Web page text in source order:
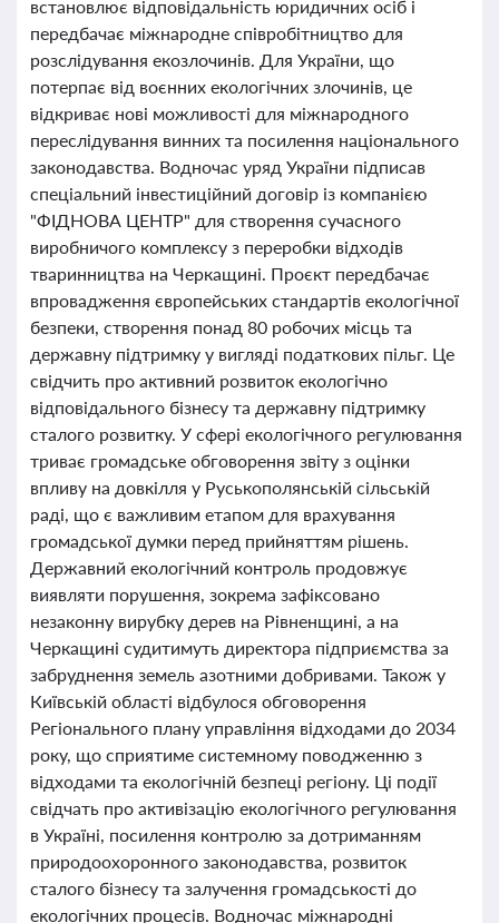
встановлює відповідальність юридичних осіб і
передбачає міжнародне співробітництво для
розслідування екозлочинів. Для України, що
потерпає від воєнних екологічних злочинів, це
відкриває нові можливості для міжнародного
переслідування винних та посилення національного
законодавства. Водночас уряд України підписав
спеціальний інвестиційний договір із компанією
"ФІДНОВА ЦЕНТР" для створення сучасного
виробничого комплексу з переробки відходів
тваринництва на Черкащині. Проєкт передбачає
впровадження європейських стандартів екологічної
безпеки, створення понад 80 робочих місць та
державну підтримку у вигляді податкових пільг. Це
свідчить про активний розвиток екологічно
відповідального бізнесу та державну підтримку
сталого розвитку. У сфері екологічного регулювання
триває громадське обговорення звіту з оцінки
впливу на довкілля у Руськополянській сільській
раді, що є важливим етапом для врахування
громадської думки перед прийняттям рішень.
Державний екологічний контроль продовжує
виявляти порушення, зокрема зафіксовано
незаконну вирубку дерев на Рівненщині, а на
Черкащині судитимуть директора підприємства за
забруднення земель азотними добривами. Також у
Київській області відбулося обговорення
Регіонального плану управління відходами до 2034
року, що сприятиме системному поводженню з
відходами та екологічній безпеці регіону. Ці події
свідчать про активізацію екологічного регулювання
в Україні, посилення контролю за дотриманням
природоохоронного законодавства, розвиток
сталого бізнесу та залучення громадськості до
екологічних процесів. Водночас міжнародні